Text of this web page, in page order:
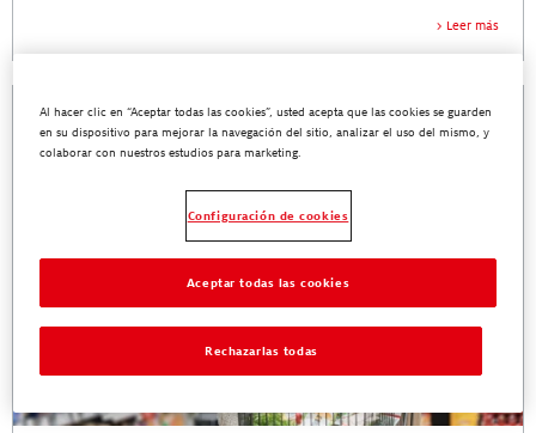
Leer más
Al hacer clic en “Aceptar todas las cookies”, usted acepta que las cookies se guarden
en su dispositivo para mejorar la navegación del sitio, analizar el uso del mismo, y
colaborar con nuestros estudios para marketing.
Configuración de cookies
Rechazarlas todas
Aceptar todas las cookies